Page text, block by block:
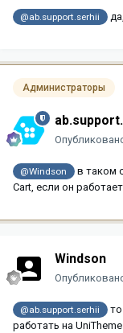
@ab.support.serhii
Администраторы
@Windson
в таком
Cart, если он
Windson
@ab.support.serhii
то
работать на